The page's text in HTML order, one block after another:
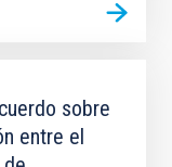
sobre
entre el